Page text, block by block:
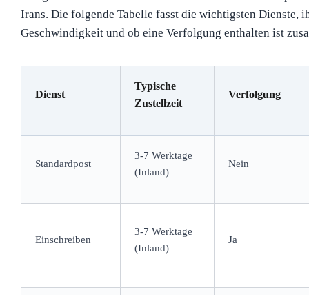
Irans. Die folgende Tabelle fasst die wichtigsten Dienste,
Geschwindigkeit und ob eine Verfolgung enthalten ist
Dienst
Typische
Zustellzeit
Verfolgung
Standardpost
3-7 Werktage
(Inland)
Nein
Einschreiben
3-7 Werktage
(Inland)
Ja